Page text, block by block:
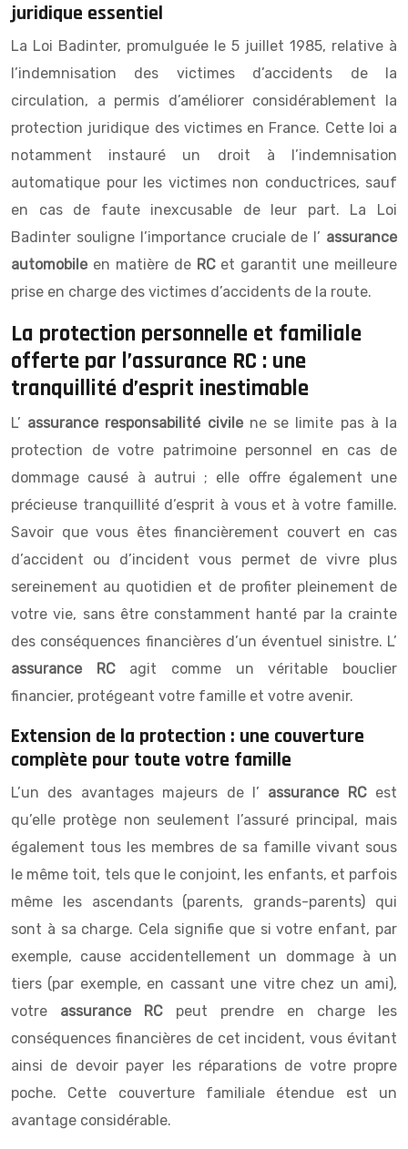
juridique essentiel
La Loi Badinter, promulguée le 5 juillet 1985, relative à
l’indemnisation des victimes d’accidents de la
circulation, a permis d’améliorer considérablement la
protection juridique des victimes en France. Cette loi a
notamment instauré un droit à l’indemnisation
automatique pour les victimes non conductrices, sauf
en cas de faute inexcusable de leur part. La Loi
Badinter souligne l’importance cruciale de l’ assurance
automobile en matière de RC et garantit une meilleure
prise en charge des victimes d’accidents de la route.
La protection personnelle et familiale
offerte par l’assurance RC : une
tranquillité d’esprit inestimable
L’ assurance responsabilité civile ne se limite pas à la
protection de votre patrimoine personnel en cas de
dommage causé à autrui ; elle offre également une
précieuse tranquillité d’esprit à vous et à votre famille.
Savoir que vous êtes financièrement couvert en cas
d’accident ou d’incident vous permet de vivre plus
sereinement au quotidien et de profiter pleinement de
votre vie, sans être constamment hanté par la crainte
des conséquences financières d’un éventuel sinistre. L’
assurance RC agit comme un véritable bouclier
financier, protégeant votre famille et votre avenir.
Extension de la protection : une couverture
complète pour toute votre famille
L’un des avantages majeurs de l’ assurance RC est
qu’elle protège non seulement l’assuré principal, mais
également tous les membres de sa famille vivant sous
le même toit, tels que le conjoint, les enfants, et parfois
même les ascendants (parents, grands-parents) qui
sont à sa charge. Cela signifie que si votre enfant, par
exemple, cause accidentellement un dommage à un
tiers (par exemple, en cassant une vitre chez un ami),
votre assurance RC peut prendre en charge les
conséquences financières de cet incident, vous évitant
ainsi de devoir payer les réparations de votre propre
poche. Cette couverture familiale étendue est un
avantage considérable.